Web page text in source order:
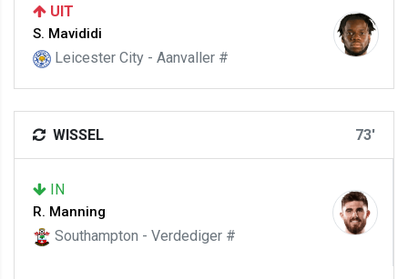
UIT
S. Mavididi
Leicester City - Aanvaller #
WISSEL 73'
IN
R. Manning
Southampton - Verdediger #